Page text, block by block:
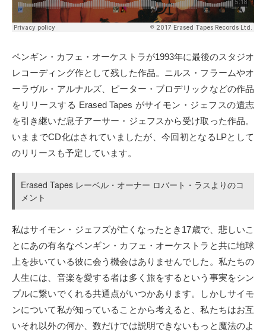
ペンギン・カフェ・オーケストラが1993年に最後のスタジオ
レコーディング作として残した作品。ニルス・フラームやオ
ーラヴル・アルナルズ、ピーター・ブロデリックなどの作品
をリリースする Erased Tapes がサイモン・ジェフスの遺志
を引き継いだ息子アーサー・ジェフスから受け取った作品。
いままでCD化はされていましたが、今回初となるLPとして
のリリースも予定しています。
Erased Tapes レーベル・オーナー ロバート・ラスよりのコ
メント
私はサイモン・ジェフズが亡くなったとき17歳で、悲しいこ
とにあの有名なペンギン・カフェ・オーケストラと共に地球
上を歩いている彼に会う機会はありませんでした。私たちの
人生には、音楽を愛する者は多く旅をするという事実をシン
プルに繋いでくれる共通点がいつかあります。しかしサイモ
ンについて私が知っていることから考えると、私たちはお互
いそれ以外の何か、数だけでは説明できないもっと魔法のよ